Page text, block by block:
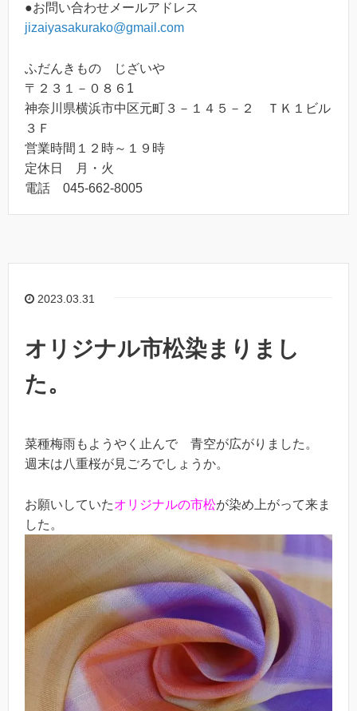
●お問い合わせメールアドレス
jizaiyasakurako@gmail.com
ふだんきもの じざいや
〒２３１－０８６1
神奈川県横浜市中区元町３－１４５－２ ＴＫ１ビル
３Ｆ
営業時間１２時～１９時
定休日 月・火
電話 045-662-8005
2023.03.31
オリジナル市松染まりまし
た。
菜種梅雨もようやく止んで 青空が広がりました。
週末は八重桜が見ごろでしょうか。
お願いしていたオリジナルの市松が染め上がって来ま
した。